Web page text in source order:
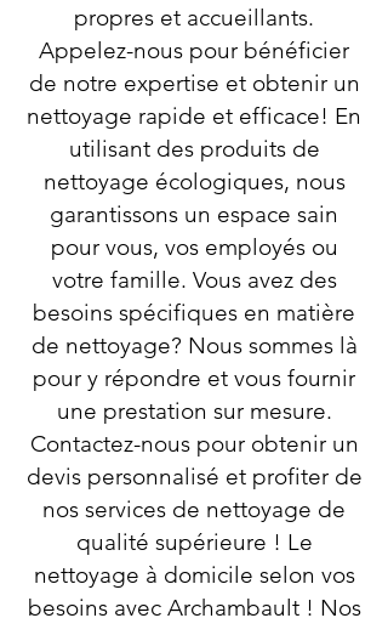
propres et accueillants.
Appelez-nous pour bénéficier
de notre expertise et obtenir un
nettoyage rapide et efficace! En
utilisant des produits de
nettoyage écologiques, nous
garantissons un espace sain
pour vous, vos employés ou
votre famille. Vous avez des
besoins spécifiques en matière
de nettoyage? Nous sommes là
pour y répondre et vous fournir
une prestation sur mesure.
Contactez-nous pour obtenir un
devis personnalisé et profiter de
nos services de nettoyage de
qualité supérieure ! Le
nettoyage à domicile selon vos
besoins avec Archambault ! Nos